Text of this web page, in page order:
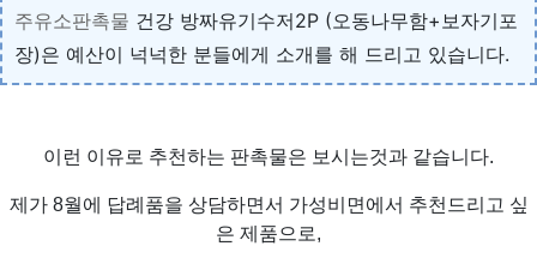
주유소판촉물 건강 방짜유기수저2P (오동나무함+보자기포
장)은 예산이 넉넉한 분들에게 소개를 해 드리고 있습니다.
이런 이유로 추천하는 판촉물은 보시는것과 같습니다.
제가 8월에 답례품을 상담하면서 가성비면에서 추천드리고 싶
은 제품으로,